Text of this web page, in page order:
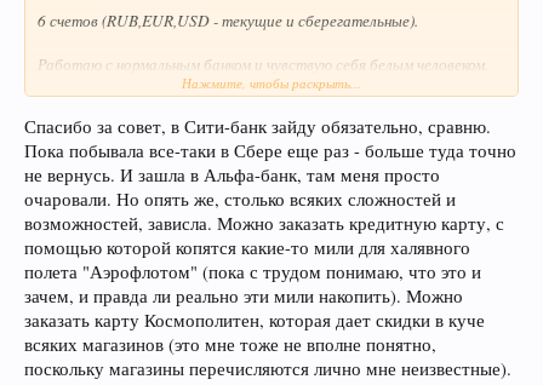
6 счетов (RUB,EUR,USD - текущие и сберегательные).
Работаю с нормальным банком и чувствую себя белым человеком.
Хочу дорасти до золотой кредитной карты.
Нажмите, чтобы раскрыть...
Спасибо за совет, в Сити-банк зайду обязательно, сравню.
Пока побывала все-таки в Сбере еще раз - больше туда точно
не вернусь. И зашла в Альфа-банк, там меня просто
очаровали. Но опять же, столько всяких сложностей и
возможностей, зависла. Можно заказать кредитную карту, с
помощью которой копятся какие-то мили для халявного
полета "Аэрофлотом" (пока с трудом понимаю, что это и
зачем, и правда ли реально эти мили накопить). Можно
заказать карту Космополитен, которая дает скидки в куче
всяких магазинов (это мне тоже не вполне понятно,
поскольку магазины перечисляются лично мне неизвестные).